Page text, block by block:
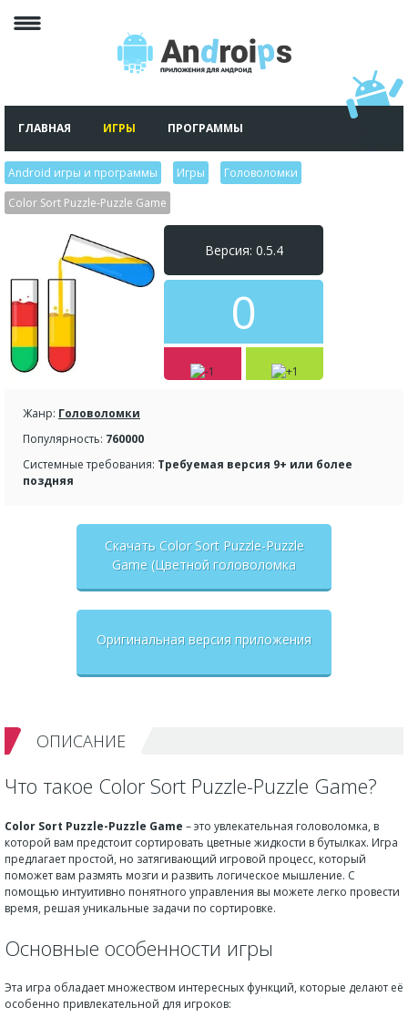
ГЛАВНАЯ ИГРЫ ПРОГРАММЫ
Android игры и программы Игры Головоломки
Color Sort Puzzle-Puzzle Game
Версия: 0.5.4
0
Жанр: Головоломки
Популярность: 760000
Системные требования: Требуемая версия 9+ или более
поздняя
Скачать Color Sort Puzzle-Puzzle
Game (Цветной головоломка
Оригинальная версия приложения
ОПИСАНИЕ
Что такое Color Sort Puzzle-Puzzle Game?
Color Sort Puzzle-Puzzle Game – это увлекательная головоломка, в
которой вам предстоит сортировать цветные жидкости в бутылках. Игра
предлагает простой, но затягивающий игровой процесс, который
поможет вам размять мозги и развить логическое мышление. С
помощью интуитивно понятного управления вы можете легко провести
время, решая уникальные задачи по сортировке.
Основные особенности игры
Эта игра обладает множеством интересных функций, которые делают её
особенно привлекательной для игроков: